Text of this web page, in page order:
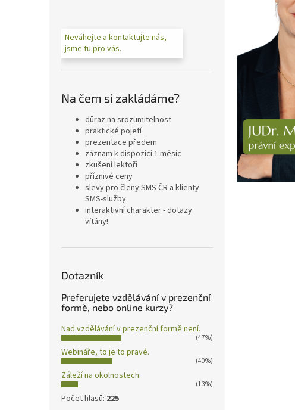
Neváhejte a kontaktujte nás,
jsme tu pro vás.
Na čem si zakládáme?
důraz na srozumitelnost
praktické pojetí
prezentace předem
záznam k dispozici 1 měsíc
zkušení lektoři
příznivé ceny
slevy pro členy SMS ČR a klienty
SMS-služby
interaktivní charakter - dotazy
vítány!
Dotazník
Preferujete vzdělávání v prezenční
formě, nebo online kurzy?
Nad vzdělávání v prezenční formě není.
(47%)
Webináře, to je to pravé.
(40%)
Záleží na okolnostech.
(13%)
Počet hlasů: 225